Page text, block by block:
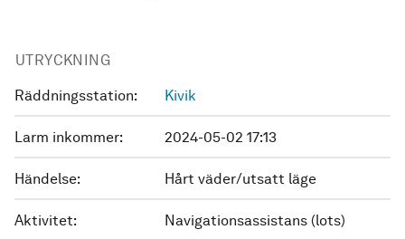
UTRYCKNING
Räddningsstation: Kivik
Larm inkommer: 2024-05-02 17:13
Händelse: Hårt väder/utsatt läge
Aktivitet: Navigationsassistans (lots)